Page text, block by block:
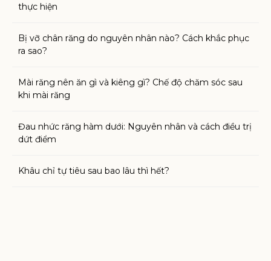
thực hiện
Bị vỡ chân răng do nguyên nhân nào? Cách khắc phục
ra sao?
Mài răng nên ăn gì và kiêng gì? Chế độ chăm sóc sau
khi mài răng
Đau nhức răng hàm dưới: Nguyên nhân và cách điều trị
dứt điểm
Khâu chỉ tự tiêu sau bao lâu thì hết?